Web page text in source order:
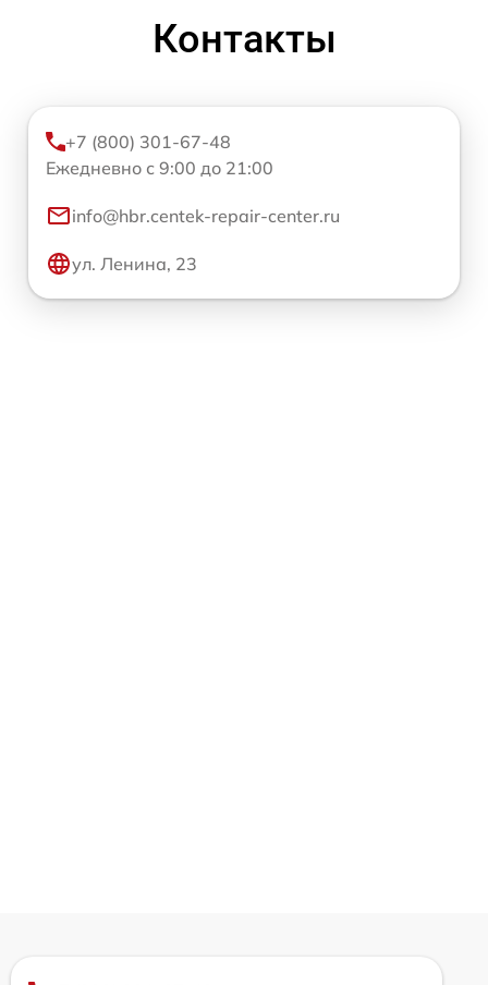
Контакты
+7 (800) 301-67-48
Ежедневно с 9:00 до 21:00
info@hbr.centek-repair-center.ru
ул. Ленина, 23